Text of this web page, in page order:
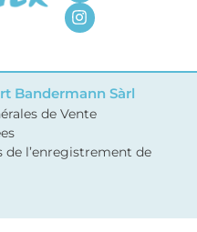
Bandermann Sàrl
de Vente
l’enregistrement de